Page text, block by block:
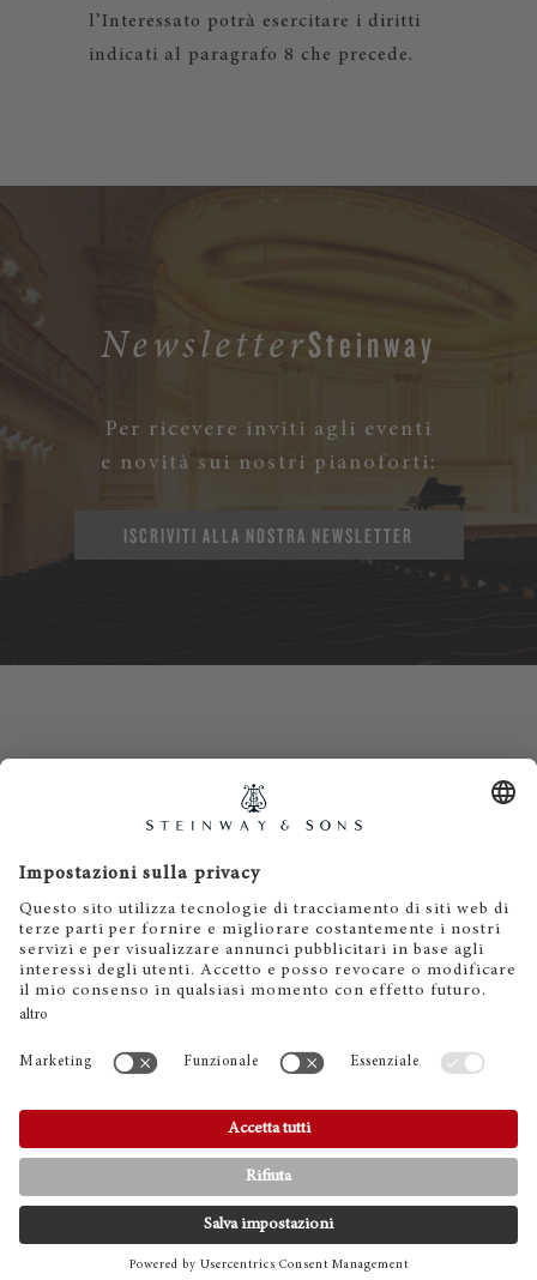
CONTATTI TELEFONO
l’Interessato potrà esercitare i diritti
indicati al paragrafo 8 che precede.
NewsletterSteinway
Per ricevere inviti agli eventi
e novità sui nostri pianoforti:
ISCRIVITI ALLA NOSTRA NEWSLETTER
Informativa privacy
Termini e condizioni
Cookies